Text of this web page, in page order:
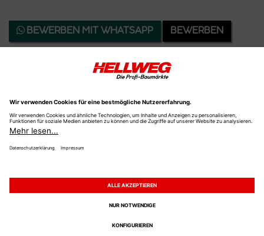
BEWERBEN MIT WHATSAPP BEWERBEN